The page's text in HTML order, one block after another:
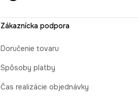
Zákaznícka podpora
Doručenie tovaru
Spôsoby platby
Čas realizácie objednávky